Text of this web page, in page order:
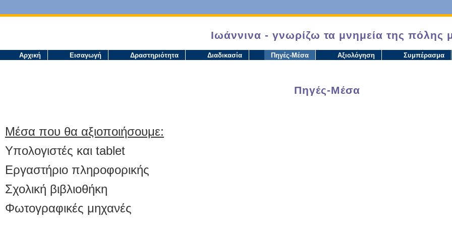
ζητήσατε
Ιωάννινα - γνωρίζω τα μνημεία της πόλης
Αρχική Εισαγωγή Δραστηριότητα Διαδικασία Πηγές-Μέσα Αξιολόγηση Συμπέρασμα
Πηγές-Μέσα
Μέσα που θα αξιοποιήσουμε:
Υπολογιστές και tablet
Εργαστήριο πληροφορικής
Σχολική βιβλιοθήκη
Φωτογραφικές μηχανές